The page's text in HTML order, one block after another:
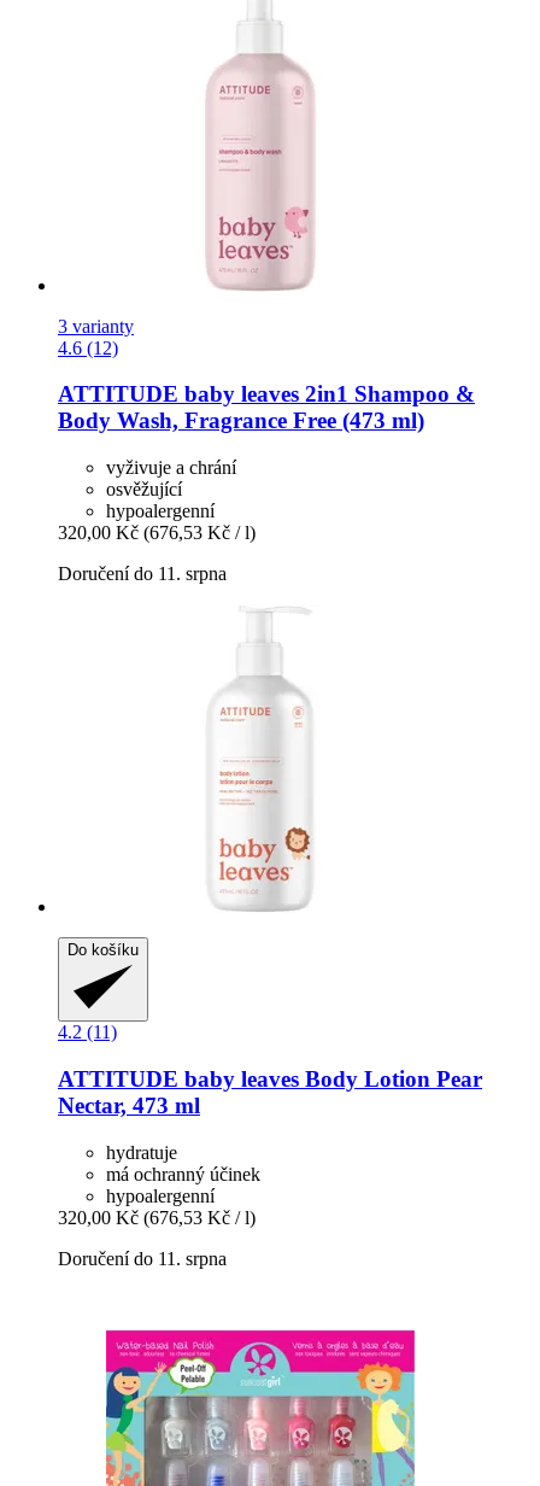
3 varianty
4.6 (12)
ATTITUDE baby leaves 2in1 Shampoo &
Body Wash, Fragrance Free (473 ml)
vyživuje a chrání
osvěžující
hypoalergenní
320,00 Kč (676,53 Kč / l)
Doručení do 11. srpna
Do košíku
4.2 (11)
ATTITUDE baby leaves Body Lotion Pear
Nectar, 473 ml
hydratuje
má ochranný účinek
hypoalergenní
320,00 Kč (676,53 Kč / l)
Doručení do 11. srpna